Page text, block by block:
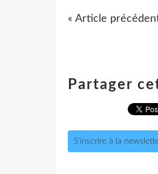
« Article
Partager
S'inscrire à la